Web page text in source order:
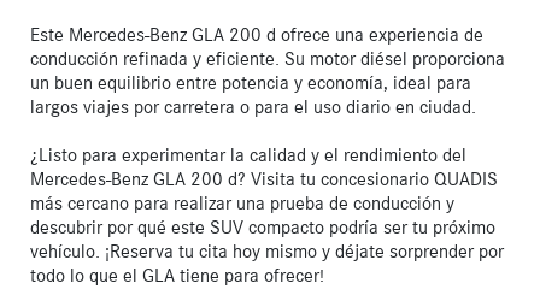
Este Mercedes-Benz GLA 200 d ofrece una experiencia de
conducción refinada y eficiente. Su motor diésel proporciona
un buen equilibrio entre potencia y economía, ideal para
largos viajes por carretera o para el uso diario en ciudad.
¿Listo para experimentar la calidad y el rendimiento del
Mercedes-Benz GLA 200 d? Visita tu concesionario QUADIS
más cercano para realizar una prueba de conducción y
descubrir por qué este SUV compacto podría ser tu próximo
vehículo. ¡Reserva tu cita hoy mismo y déjate sorprender por
todo lo que el GLA tiene para ofrecer!